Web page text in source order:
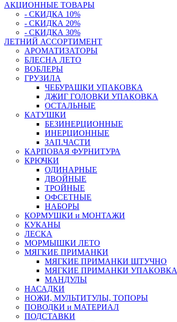
АКЦИОННЫЕ ТОВАРЫ
- СКИДКА 10%
- СКИДКА 20%
- СКИДКА 30%
ЛЕТНИЙ АССОРТИМЕНТ
АРОМАТИЗАТОРЫ
БЛЕСНА ЛЕТО
ВОБЛЕРЫ
ГРУЗИЛА
ЧЕБУРАШКИ УПАКОВКА
ДЖИГ ГОЛОВКИ УПАКОВКА
ОСТАЛЬНЫЕ
КАТУШКИ
БЕЗИНЕРЦИОННЫЕ
ИНЕРЦИОННЫЕ
ЗАП.ЧАСТИ
КАРПОВАЯ ФУРНИТУРА
КРЮЧКИ
ОДИНАРНЫЕ
ДВОЙНЫЕ
ТРОЙНЫЕ
ОФСЕТНЫЕ
НАБОРЫ
КОРМУШКИ и МОНТАЖИ
КУКАНЫ
ЛЕСКА
МОРМЫШКИ ЛЕТО
МЯГКИЕ ПРИМАНКИ
МЯГКИЕ ПРИМАНКИ ШТУЧНО
МЯГКИЕ ПРИМАНКИ УПАКОВКА
МАНДУЛЫ
НАСАДКИ
НОЖИ, МУЛЬТИТУЛЫ, ТОПОРЫ
ПОВОДКИ и МАТЕРИАЛ
ПОДСТАВКИ